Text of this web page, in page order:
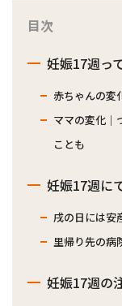
目次
妊娠17週っ
赤ちゃんの変
ママの変化｜
ことも
妊娠17週に
戌の日には安
里帰り先の病
妊娠17週の